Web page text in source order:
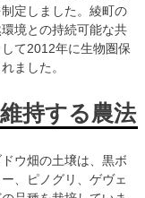
定しました。綾町の
境との持続可能な共
て2012年に生物圏保
ました。
持する農法
ウ畑の土壌は、黒ボ
、ピノグリ、ゲヴェ